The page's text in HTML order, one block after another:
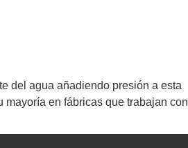
del agua añadiendo presión a esta
mayoría en fábricas que trabajan con